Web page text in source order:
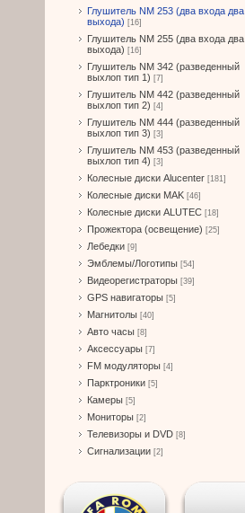
Глушитель NM 253 (два входа два
выхода) [16]
Глушитель NM 255 (два входа два
выхода) [16]
Глушитель NM 342 (разведенный
выхлоп тип 1) [7]
Глушитель NM 442 (разведенный
выхлоп тип 2) [4]
Глушитель NM 444 (разведенный
выхлоп тип 3) [3]
Глушитель NM 453 (разведенный
выхлоп тип 4) [3]
Колесные диски Alucenter [181]
Колесные диски MAK [46]
Колесные диски ALUTEC [18]
Прожектора (освещение) [25]
Лебедки [9]
Эмблемы/Логотипы [54]
Видеорегистраторы [39]
GPS навигаторы [5]
Магнитолы [40]
Авто часы [8]
Аксессуары [7]
FM модуляторы [4]
Парктроники [5]
Камеры [5]
Мониторы [2]
Телевизоры и DVD [8]
Сигнализации [2]